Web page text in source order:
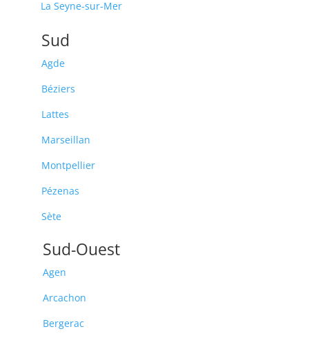
La Seyne-sur-Mer
Sud
Agde
Béziers
Lattes
Marseillan
Montpellier
Pézenas
Sète
Sud-Ouest
Agen
Arcachon
Bergerac